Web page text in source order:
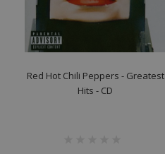
Red Hot Chili Peppers ‎- Greatest
Hits - CD